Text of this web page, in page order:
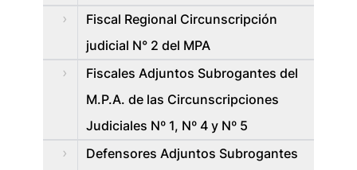
Fiscal Regional Circunscripción
judicial N° 2 del MPA
Fiscales Adjuntos Subrogantes del
M.P.A. de las Circunscripciones
Judiciales Nº 1, Nº 4 y Nº 5
Defensores Adjuntos Subrogantes